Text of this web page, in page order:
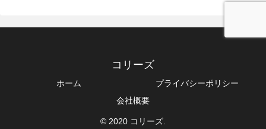
コリーズ
ホーム
プライバシーポリシー
会社概要
© 2020 コリーズ.